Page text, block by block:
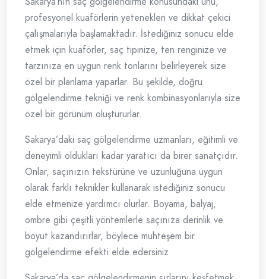
profesyonel kuaförlerin yetenekleri ve dikkat çekici
çalışmalarıyla başlamaktadır. İstediğiniz sonucu elde
etmek için kuaförler, saç tipinize, ten renginize ve
tarzınıza en uygun renk tonlarını belirleyerek size
özel bir planlama yaparlar. Bu şekilde, doğru
gölgelendirme tekniği ve renk kombinasyonlarıyla size
özel bir görünüm oluştururlar.
Sakarya’daki saç gölgelendirme uzmanları, eğitimli ve
deneyimli oldukları kadar yaratıcı da birer sanatçıdır.
Onlar, saçınızın tekstürüne ve uzunluğuna uygun
olarak farklı teknikler kullanarak istediğiniz sonucu
elde etmenize yardımcı olurlar. Boyama, balyaj,
ombre gibi çeşitli yöntemlerle saçınıza derinlik ve
boyut kazandırırlar, böylece muhteşem bir
gölgelendirme efekti elde edersiniz.